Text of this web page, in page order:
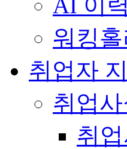
워킹
취업자
취업
취